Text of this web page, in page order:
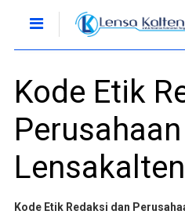
Kode Etik
Perusahaan
Kode Etik Redaksi dan